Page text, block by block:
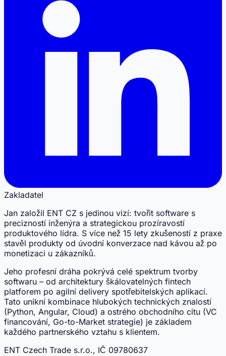
Zakladatel
Jan založil ENT CZ s jedinou vizí: tvořit software s
precizností inženýra a strategickou prozíravostí
produktového lídra. S více než 15 lety zkušeností z praxe
stavěl produkty od úvodní konverzace nad kávou až po
monetizaci u zákazníků.
Jeho profesní dráha pokrývá celé spektrum tvorby
softwaru – od architektury škálovatelných fintech
platforem po agilní delivery spotřebitelských aplikací.
Tato unikní kombinace hlubokých technických znalostí
(Python, Angular, Cloud) a ostrého obchodního citu (VC
financování, Go-to-Market strategie) je základem
každého partnerského vztahu s klientem.
ENT Czech Trade s.r.o., IČ 09780637